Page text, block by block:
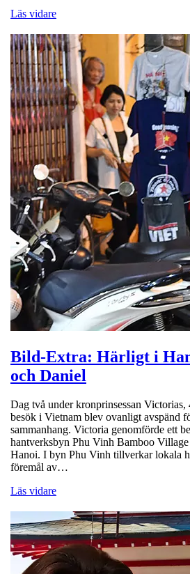
Läs vidare
Bild-Extra: Härligt i
och Daniel
Dag två under kronprinsessan
besök i Vietnam blev ovanligt avspänd
sammanhang. Victoria genomförde ett
hantverksbyn Phu Vinh Bamboo
Hanoi. I byn Phu Vinh tillverkar lokala
föremål av…
Läs vidare